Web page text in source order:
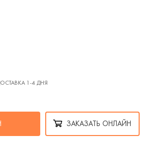
1-4 ДНЯ
ЗАКАЗАТЬ ОНЛАЙН